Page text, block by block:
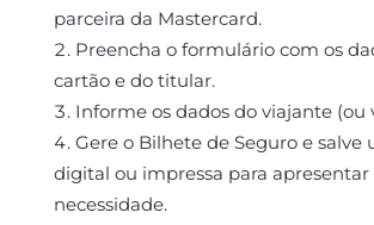
parceira da Mastercard.
Preencha o formulário com os
cartão e do titular.
Informe os dados do viajante (ou
Gere o Bilhete de Seguro e salve
digital ou impressa para apresentar
necessidade.